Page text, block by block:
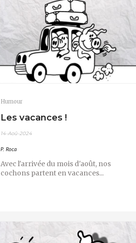
Humour
Les vacances !
14-Aoû-2024
P. Roca
Avec l'arrivée du mois d'août, nos
cochons partent en vacances...